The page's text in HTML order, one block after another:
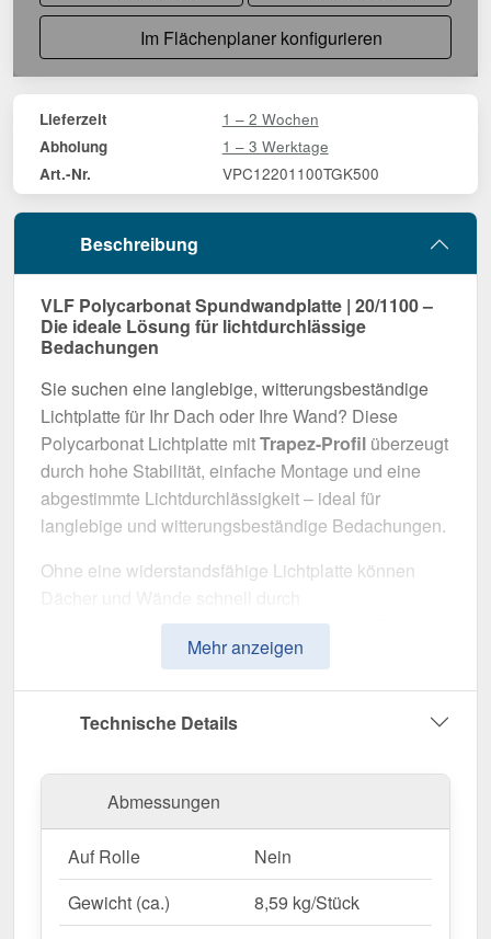
Im Flächenplaner konfigurieren
Lieferzeit 1 – 2 Wochen
Abholung 1 – 3 Werktage
Art.-Nr. VPC12201100TGK500
Beschreibung
VLF Polycarbonat Spundwandplatte | 20/1100 –
Die ideale Lösung für lichtdurchlässige
Bedachungen
Sie suchen eine langlebige, witterungsbeständige
Lichtplatte für Ihr Dach oder Ihre Wand? Diese
Polycarbonat Lichtplatte mitTrapez-Profil überzeugt
durch hohe Stabilität, einfache Montage und eine
abgestimmte Lichtdurchlässigkeit – ideal für
langlebige und witterungsbeständige Bedachungen.
Ohne eine widerstandsfähige Lichtplatte können
Witterungseinflüsse beeinträchtigt werden. Diese
Lichtplatte wurde speziell entwickelt, um eine
überzeugt durch einfache Handhabung, hohe
Oberfläche.
Hergestellt ausPolycarbonatmit einer
Materialstärke von 1,00 mm, sorgt es für eine
und dieeffektive Nutzbreite von 1,10 m
Mehr anzeigen
Technische Details
Abmessungen
Auf Rolle
Nein
Gewicht (ca.)
8,59 kg/Stück